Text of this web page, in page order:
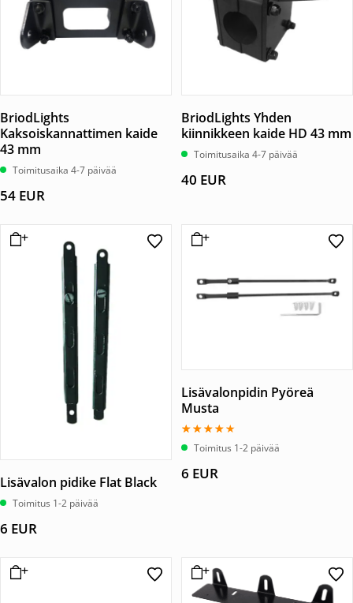
BriodLights
Kaksoiskannattimen kaide
43 mm
Toimitusaika 4-7 päivää
54 EUR
BriodLights Yhden
kiinnikkeen kaide HD 43 mm
Toimitusaika 4-7 päivää
40 EUR
Lisävalon pidike Flat Black
Toimitus 1-2 päivää
6 EUR
Lisävalonpidin Pyöreä
Musta
Arvostelu
tuotteesta:
/ 5
Toimitus 1-2 päivää
6 EUR